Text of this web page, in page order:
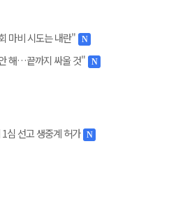
마비 시도는 내란" N
해…끝까지 싸울 것" N
심 선고 생중계 허가 N